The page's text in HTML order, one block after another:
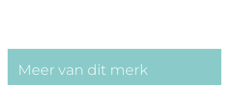
Meer van dit merk